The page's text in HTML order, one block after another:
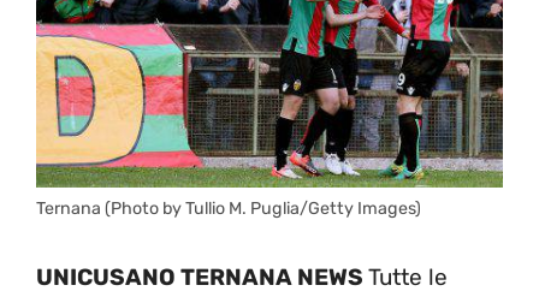
Ternana (Photo by Tullio M. Puglia/Getty Images)
UNICUSANO TERNANA NEWS Tutte le